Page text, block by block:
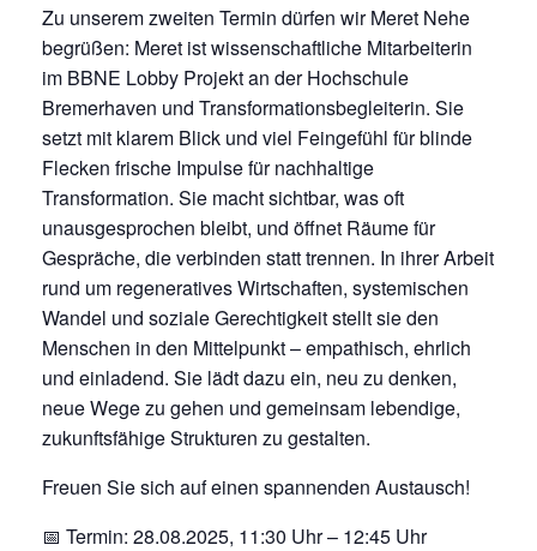
Zu unserem zweiten Termin dürfen wir Meret Nehe
begrüßen: Meret ist wissenschaftliche Mitarbeiterin
im BBNE Lobby Projekt an der Hochschule
Bremerhaven und Transformationsbegleiterin. Sie
setzt mit klarem Blick und viel Feingefühl für blinde
Flecken frische Impulse für nachhaltige
Transformation. Sie macht sichtbar, was oft
unausgesprochen bleibt, und öffnet Räume für
Gespräche, die verbinden statt trennen. In ihrer Arbeit
rund um regeneratives Wirtschaften, systemischen
Wandel und soziale Gerechtigkeit stellt sie den
Menschen in den Mittelpunkt – empathisch, ehrlich
und einladend. Sie lädt dazu ein, neu zu denken,
neue Wege zu gehen und gemeinsam lebendige,
zukunftsfähige Strukturen zu gestalten.
Freuen Sie sich auf einen spannenden Austausch!
📅 Termin: 28.08.2025, 11:30 Uhr – 12:45 Uhr